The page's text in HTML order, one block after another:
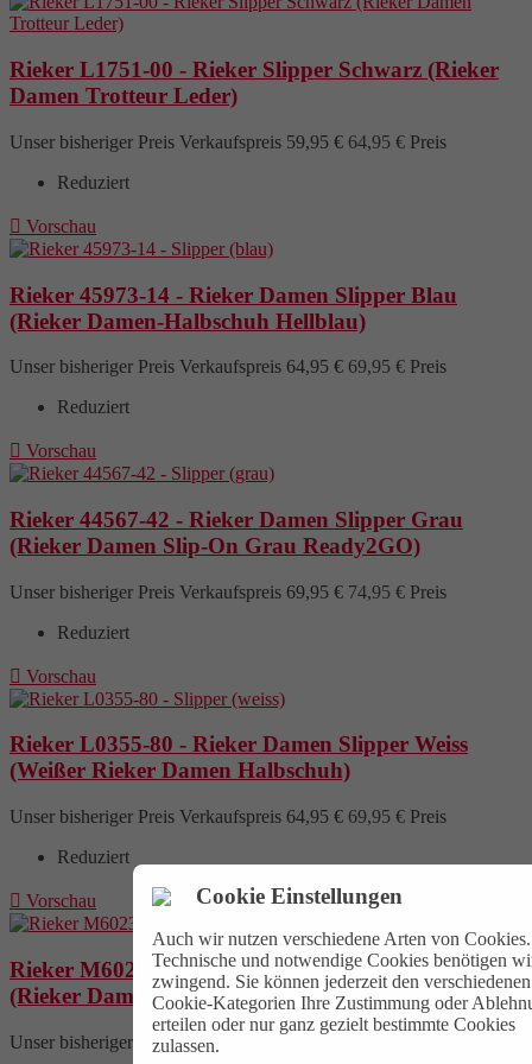
Cookie Einstellungen
Auch wir nutzen verschiedene Arten von Cookies.
Technische und notwendige Cookies benötigen
zwingend. Sie können jederzeit den verschiedenen
Cookie-Kategorien Ihre Zustimmung oder
erteilen oder nur ganz gezielt bestimmte Cookies
zulassen.
Rieker L1751-00 - Rieker Slipper Schwarz (Rieker
Damen Trotteur Leder)
Unser bisheriger Preis Verkaufspreis 59,95 € 64,95 € Preis
Reduziert
 Vorschau
Rieker 45973-14 - Rieker Damen Slipper Blau
(Rieker Damen-Halbschuh Hellblau)
Unser bisheriger Preis Verkaufspreis 64,95 € 69,95 € Preis
Reduziert
 Vorschau
Rieker 44567-42 - Rieker Damen Slipper Grau
(Rieker Damen Slip-On Grau Ready2GO)
Unser bisheriger Preis Verkaufspreis 69,95 € 74,95 € Preis
Reduziert
 Vorschau
Rieker L0355-80 - Rieker Damen Slipper Weiss
(Weißer Rieker Damen Halbschuh)
Unser bisheriger Preis Verkaufspreis 64,95 € 69,95 € Preis
Reduziert
 Vorschau
Rieker M6023-45 - Rieker Damen Boots Grau
(Rieker Damen-Schnürstiefel Grau)
Unser bisheriger PreisVerkaufspreis